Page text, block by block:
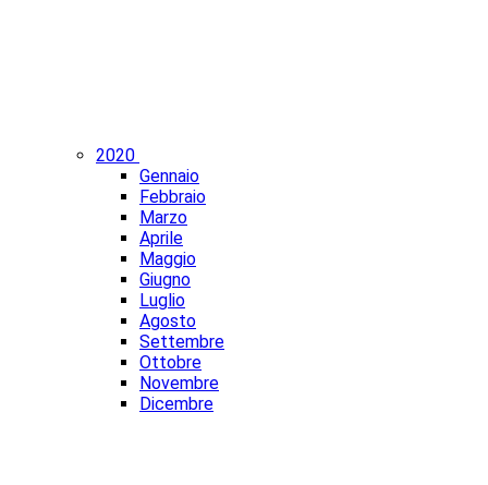
2020
Gennaio
Febbraio
Marzo
Aprile
Maggio
Giugno
Luglio
Agosto
Settembre
Ottobre
Novembre
Dicembre